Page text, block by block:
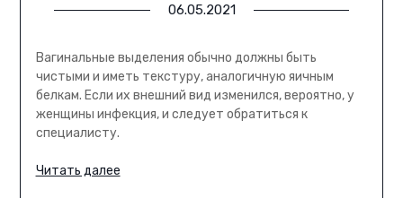
06.05.2021
Вагинальные выделения обычно должны быть
чистыми и иметь текстуру, аналогичную яичным
белкам. Если их внешний вид изменился, вероятно, у
женщины инфекция, и следует обратиться к
специалисту.
Читать далее